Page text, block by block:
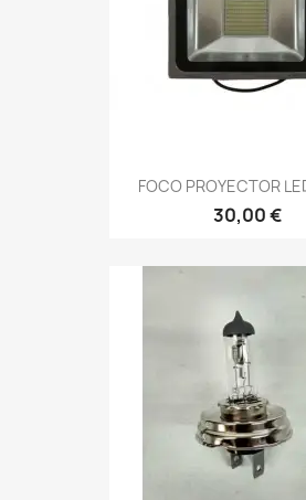
FOCO PROYECTOR
30,00 €